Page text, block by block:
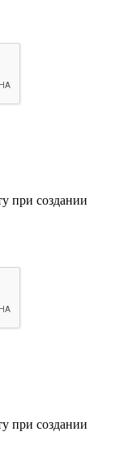
при создании
при создании